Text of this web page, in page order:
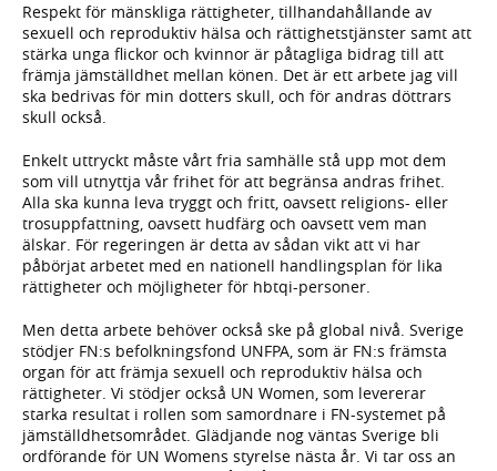
Respekt för mänskliga rättigheter, tillhandahållande av
sexuell och reproduktiv hälsa och rättighetstjänster samt att
stärka unga flickor och kvinnor är påtagliga bidrag till att
främja jämställdhet mellan könen. Det är ett arbete jag vill
ska bedrivas för min dotters skull, och för andras döttrars
skull också.
Enkelt uttryckt måste vårt fria samhälle stå upp mot dem
som vill utnyttja vår frihet för att begränsa andras frihet.
Alla ska kunna leva tryggt och fritt, oavsett religions- eller
trosuppfattning, oavsett hudfärg och oavsett vem man
älskar. För regeringen är detta av sådan vikt att vi har
påbörjat arbetet med en nationell handlingsplan för lika
rättigheter och möjligheter för hbtqi-personer.
Men detta arbete behöver också ske på global nivå. Sverige
stödjer FN:s befolkningsfond UNFPA, som är FN:s främsta
organ för att främja sexuell och reproduktiv hälsa och
rättigheter. Vi stödjer också UN Women, som levererar
starka resultat i rollen som samordnare i FN-systemet på
jämställdhetsområdet. Glädjande nog väntas Sverige bli
ordförande för UN Womens styrelse nästa år. Vi tar oss an